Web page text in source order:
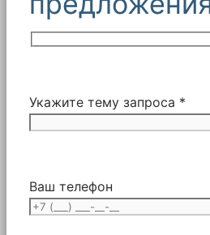
Укажите тему запроса *
Ваш телефон